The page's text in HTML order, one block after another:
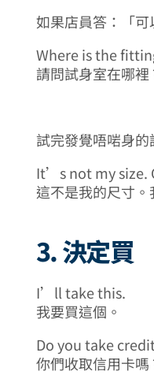
如果店員答：「可
Where is the
請問試身室在哪裡
試完發覺唔啱身的
It’s not my size.
這不是我的尺寸
3. 決定買
I’ll take this.
我要買這個。
Do you take
你們收取信用卡嗎